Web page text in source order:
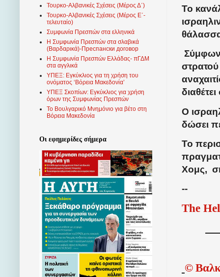
Το
Ο
δώσει
Το
Χομς,
--
The
©
Τουρκο-Αλβανικές Σχέσεις (Μέρος Δ΄)
Τουρκο-Αλβανικές Σχέσεις (Μέρος Ε΄-
τελευταίο)
Συμφωνία Πρεσπών στα ελληνικά
Η Συμφωνία Πρεσπών στα σλαβικά
(Βαρδαρικά)-Преспански договор
Η Συμφωνία Πρεσπών Ελλάδας- πΓΔΜ
στα αγγλικά
ΥΠΕΞ: Εγκύκλιος για τη χρήση του
ονόματος ‘Βόρεια Μακεδονία’
ΥΠΕΞ Σκοπίων: Εγκύκλιος για χρήση
όρων της Συμφωνίας Πρεσπών
Το Βουλγαρικό Μνημόνιο για βέτο στη
Βόρεια Μακεδονία
Οι εφημερίδες σήμερα